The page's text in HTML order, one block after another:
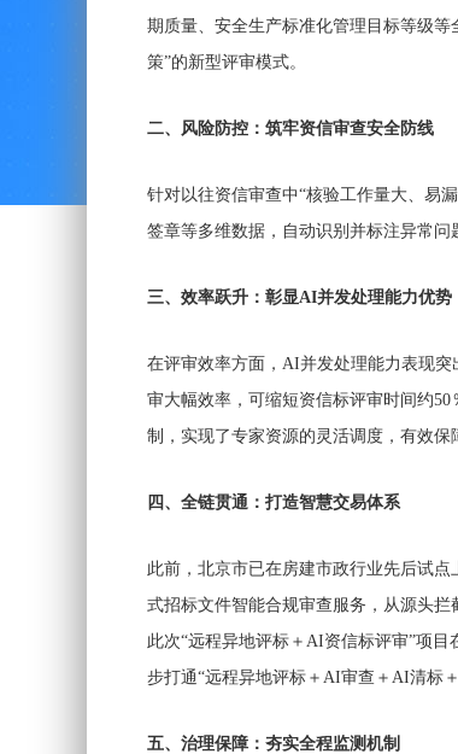
期质量、安全生产标准化管理目标等级
策”的新型评审模式。
二、风险防控：筑牢资信审查安全防线
针对以往资信审查中“核验工作量大、易
签章等多维数据，自动识别并标注异常问
三、效率跃升：彰显AI并发处理能力优势
在评审效率方面，AI并发处理能力表现
审大幅效率，可缩短资信标评审时间约
制，实现了专家资源的灵活调度，有效保
四、全链贯通：打造智慧交易体系
此前，北京市已在房建市政行业先后试
式招标文件智能合规审查服务，从源头拦
此次“远程异地评标＋AI资信标评审”项
步打通“远程异地评标＋AI审查＋AI清标
五、治理保障：夯实全程监测机制